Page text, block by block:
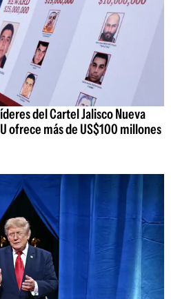
del Cartel Jalisco Nueva
ofrece más de US$100 millones